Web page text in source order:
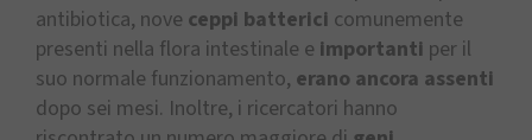
antibiotica, nove ceppi batterici comunemente
presenti nella flora intestinale e importanti per il
suo normale funzionamento, erano ancora assenti
dopo sei mesi. Inoltre, i ricercatori hanno